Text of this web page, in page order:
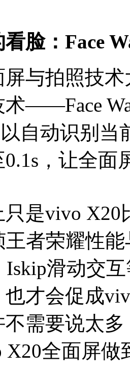
脸：Face
与拍照技
术——Face
自动识别
，让全面
只是vivo
王者荣耀性
滑动交
才会促成
需要说太
X20全面屏做